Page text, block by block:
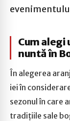
Cum
nuntă în
În alegerea
iei în
sezonul în care
tradițiile sale